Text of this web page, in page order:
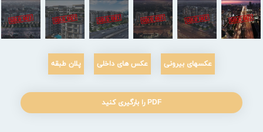
عکسهای بیرونی عکس های داخلی پلان طبقه
PDF را بارگیری کنید